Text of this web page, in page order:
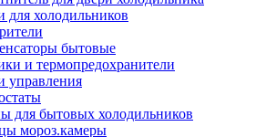
для холодильников
бытовые
и термопредохранители
управления
для бытовых холодильников
мороз.камеры